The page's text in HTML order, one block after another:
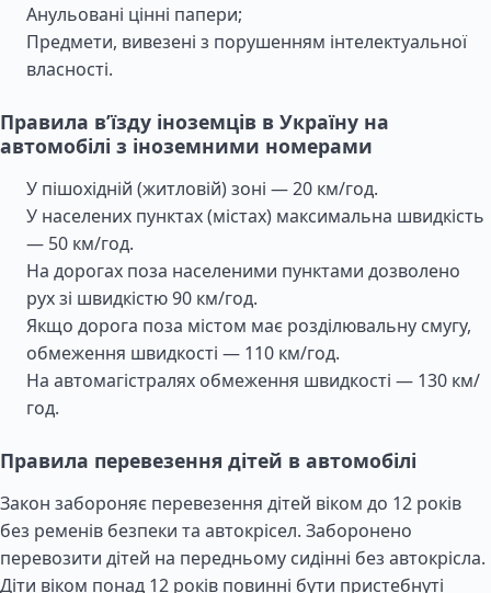
Анульовані цінні папери;
Предмети, вивезені з порушенням інтелектуальної
власності.
Правила в’їзду іноземців в Україну на
автомобілі з іноземними номерами
У пішохідній (житловій) зоні — 20 км/год.
У населених пунктах (містах) максимальна швидкість
— 50 км/год.
На дорогах поза населеними пунктами дозволено
рух зі швидкістю 90 км/год.
Якщо дорога поза містом має розділювальну смугу,
обмеження швидкості — 110 км/год.
На автомагістралях обмеження швидкості — 130 км/
год.
Правила перевезення дітей в автомобілі
Закон забороняє перевезення дітей віком до 12 років
без ременів безпеки та автокрісел. Заборонено
перевозити дітей на передньому сидінні без автокрісла.
Діти віком понад 12 років повинні бути пристебнуті